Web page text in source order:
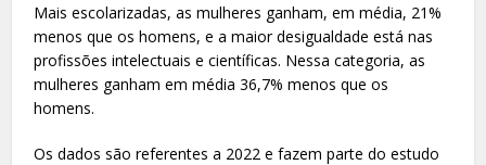
Mais escolarizadas, as mulheres ganham, em média, 21%
menos que os homens, e a maior desigualdade está nas
profissões intelectuais e científicas. Nessa categoria, as
mulheres ganham em média 36,7% menos que os
homens.
Os dados são referentes a 2022 e fazem parte do estudo